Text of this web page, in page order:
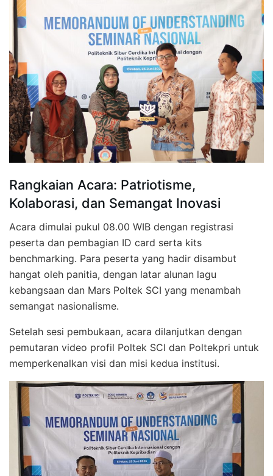
Rangkaian Acara: Patriotisme,
Kolaborasi, dan Semangat Inovasi
Acara dimulai pukul 08.00 WIB dengan registrasi
peserta dan pembagian ID card serta kits
benchmarking. Para peserta yang hadir disambut
hangat oleh panitia, dengan latar alunan lagu
kebangsaan dan Mars Poltek SCI yang menambah
semangat nasionalisme.
Setelah sesi pembukaan, acara dilanjutkan dengan
pemutaran video profil Poltek SCI dan Poltekpri untuk
memperkenalkan visi dan misi kedua institusi.